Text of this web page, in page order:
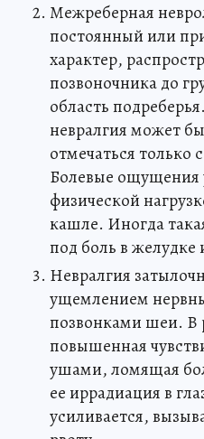
Межреберная
постоянный или
характер,
позвоночника до
область
невралгия может
отмечаться только
Болевые ощущения
физической
кашле. Иногда
под боль в желудке
Невралгия
ущемлением
позвонками шеи. В
повышенная
ушами, ломящая
ее иррадиация в
усиливается,